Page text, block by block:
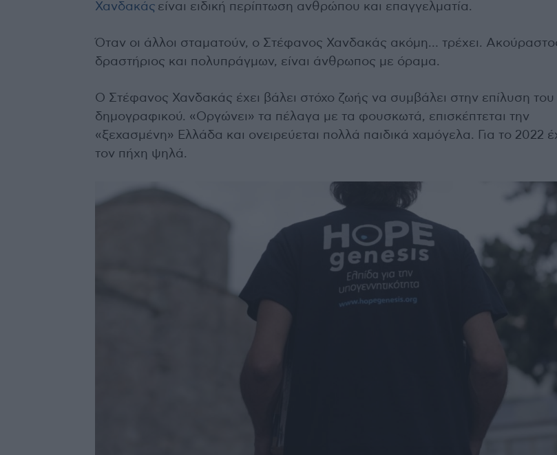
Χανδακάς είναι ειδική περίπτωση ανθρώπου και επαγγελματία.
Όταν οι άλλοι σταματούν, ο Στέφανος Χανδακάς ακόμη… τρέχει.
δραστήριος και πολυπράγμων, είναι άνθρωπος με όραμα.
Ο Στέφανος Χανδακάς έχει βάλει στόχο ζωής να συμβάλει στην επίλυση του
δημογραφικού. «Οργώνει» τα πέλαγα με τα φουσκωτά, επισκέπτεται την
«ξεχασμένη» Ελλάδα και ονειρεύεται πολλά παιδικά χαμόγελα. Για το 2022
τον πήχη ψηλά.